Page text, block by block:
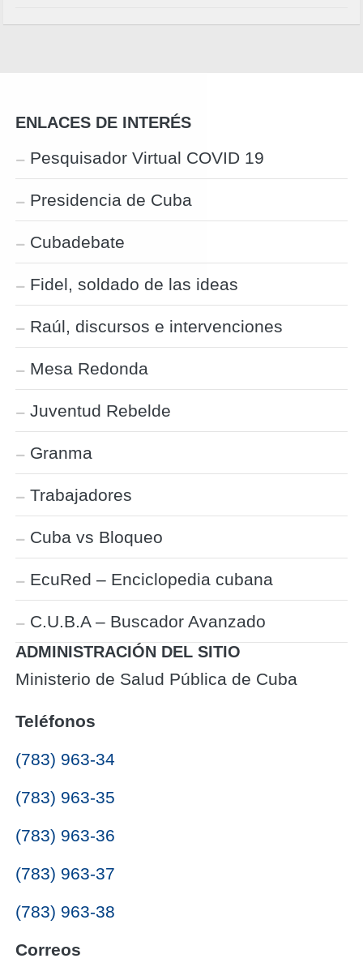
ENLACES DE INTERÉS
Pesquisador Virtual COVID 19
Presidencia de Cuba
Cubadebate
Fidel, soldado de las ideas
Raúl, discursos e intervenciones
Mesa Redonda
Juventud Rebelde
Granma
Trabajadores
Cuba vs Bloqueo
EcuRed – Enciclopedia cubana
C.U.B.A – Buscador Avanzado
ADMINISTRACIÓN DEL SITIO
Ministerio de Salud Pública de Cuba
Teléfonos
(783) 963-34
(783) 963-35
(783) 963-36
(783) 963-37
(783) 963-38
Correos